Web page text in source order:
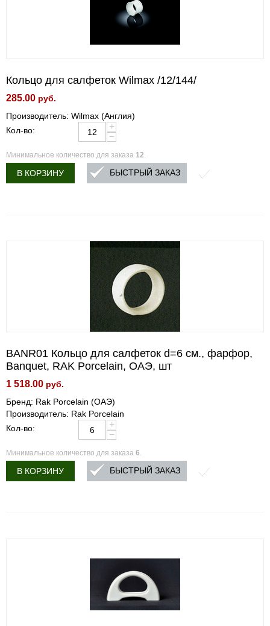
Кольцо для салфеток Wilmax /12/144/
285.00 руб.
Производитель: Wilmax (Англия)
Кол-во:
+
−
Минимальное количество для заказа 12.
В КОРЗИНУ БЫСТРЫЙ ЗАКАЗ
BANR01 Кольцо для салфеток d=6 см., фарфор,
Banquet, RAK Porcelain, ОАЭ, шт
1 518.00 руб.
Бренд: Rak Porcelain (ОАЭ)
Производитель: Rak Porcelain
Кол-во:
+
−
Минимальное количество для заказа 6.
В КОРЗИНУ БЫСТРЫЙ ЗАКАЗ